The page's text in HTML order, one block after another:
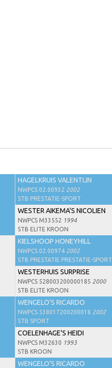
HAGELKRUIS VALENTIJN
NWPCS 02.00932 2002
STB PRESTATIE-SPORT
WESTER AIKEMA'S NICOLIEN
NWPCS M33552 1994
STB ELITE KROON
KIELSHOOP HONEYHILL
NWPCS 02.00974 2002
STB PRESTATIE PRESTATIE-SPORT
WESTERHUIS SURPRISE
NWPCS 528003200000185 2000
STB ELITE KROON
WENGELO'S RICARDO
NWPCS 538017200200018 2002
STB SPORT
COELENHAGE'S HEIDI
NWPCS M32630 1993
STB KROON
WENGELO'S RICARDO